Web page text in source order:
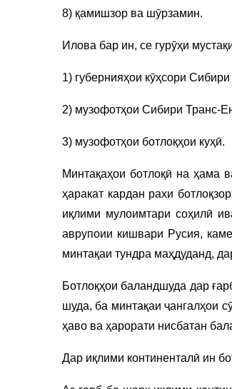
8) қамишзор ва шӯрзамин.
Илова бар ин, се гурӯҳи
1) губернияҳои кӯҳсори
2) музофотҳои Сибири Транс-
3) музофотҳои ботлоқҳои куҳӣ.
Минтақаҳои ботлоқӣ на ҳама
ҳаракат кардан рахи
иқлими мулоимтари соҳилӣ
аврупоии кишвари Русия,
минтақаи тундра маҳдуданд,
Ботлоқҳои баландшуда дар
шуда, ба минтақаи ҷангалҳои
ҳаво ва ҳарорати нисбатан
Дар иқлими континенталӣ ин